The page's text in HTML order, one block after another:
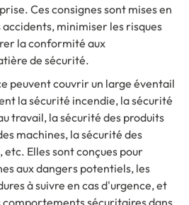
Ces consignes sont mises en
minimiser les risques
la conformité aux
de sécurité.
peuvent couvrir un large éventail
la sécurité incendie, la sécurité
travail, la sécurité des produits
machines, la sécurité des
Elles sont conçues pour
aux dangers potentiels, les
à suivre en cas d'urgence, et
comportements sécuritaires dans